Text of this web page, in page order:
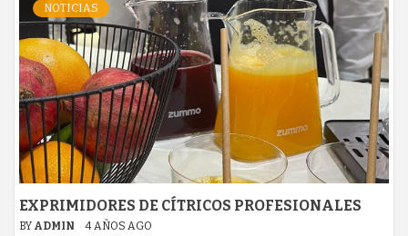
NOTICIAS
EXPRIMIDORES DE CÍTRICOS PROFESIONALES
BY ADMIN 4 AÑOS AGO